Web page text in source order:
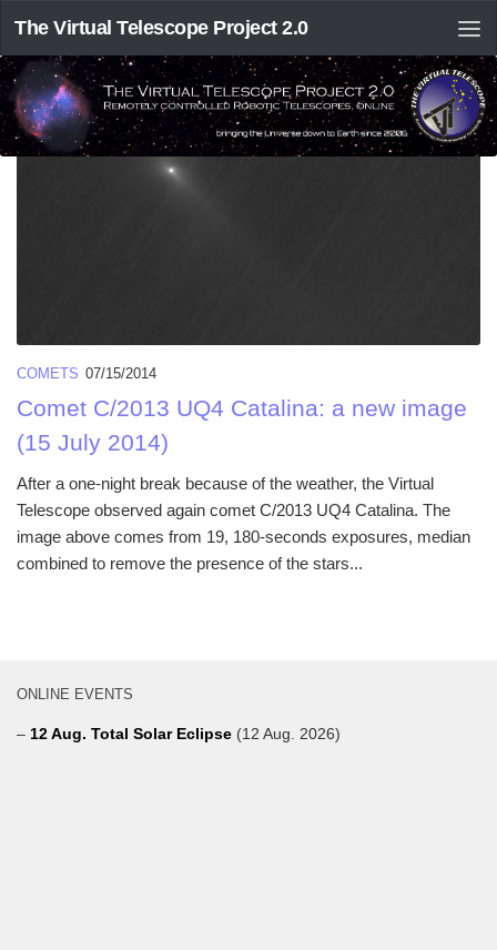
The Virtual Telescope Project 2.0
DAILY ARCHIVE: JULY 15, 2014
COMETS 07/15/2014
Comet C/2013 UQ4 Catalina: a new image
(15 July 2014)
After a one-night break because of the weather, the Virtual
Telescope observed again comet C/2013 UQ4 Catalina. The
image above comes from 19, 180-seconds exposures, median
combined to remove the presence of the stars...
ONLINE EVENTS
– 12 Aug. Total Solar Eclipse (12 Aug. 2026)